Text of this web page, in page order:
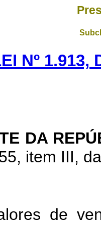
Nº 1.913,
DA
item III,
de